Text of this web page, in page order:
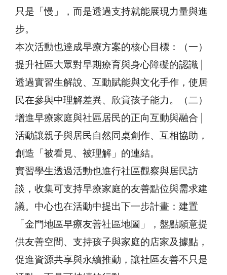
只是「慢」，而是透過支持就能展現力量與進
步。
本次活動也達成早療方案的核心目標：（一）
提升社區大眾對早期療育與身心障礙的認識│
透過實習生解說、互動賦能與文化手作，使居
民在參與中理解差異、欣賞孩子能力。（二）
增進早療家庭與社區居民的正向互動與融合│
活動讓親子與居民自然同桌創作、互相協助，
創造「被看見、被理解」的連結。
實習學生透過活動也進行社區觀察與居民訪
談，收集可支持早療家庭的友善點位與需求建
議。中心也在活動中提出下一步計畫：建置
「金門地區早療友善社區地圖」，盤點願意提
供友善空間、支持孩子與家庭的店家及據點，
促進資源共享與永續推動，讓社區友善不只是